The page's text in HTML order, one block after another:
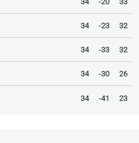
34 -23 32
34 -33 32
34 -30 26
34 -41 23